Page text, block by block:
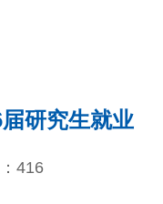
研究生就业
416